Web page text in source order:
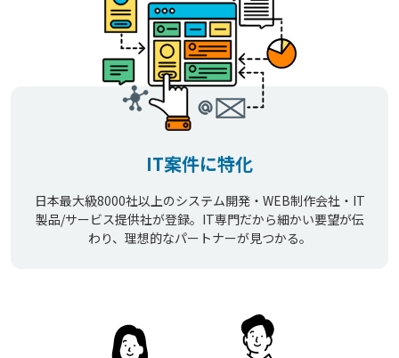
IT案件に特化
日本最大級8000社以上のシステム開発・WEB制作会社・IT
製品/サービス提供社が登録。IT専門だから細かい要望が伝
わり、理想的なパートナーが見つかる。